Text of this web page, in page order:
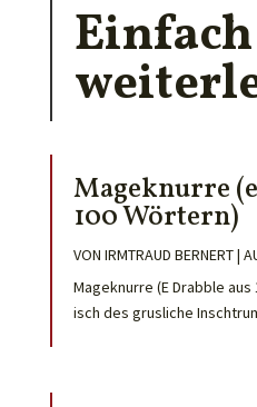
Einfach
Mageknurre
100 Wörtern)
VON IRMTRAUD BERNERT|
Mageknurre (E Drabble
isch des grusliche